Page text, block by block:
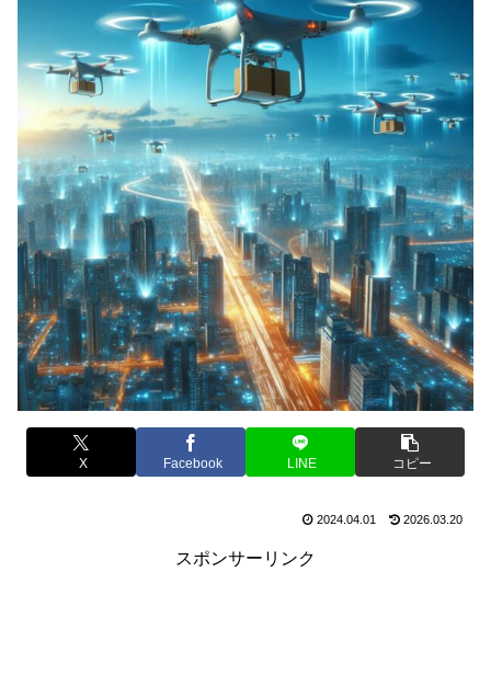
X Facebook LINE コピー
2024.04.01 2026.03.20
スポンサーリンク